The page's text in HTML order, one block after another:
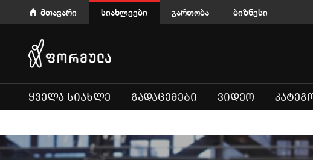
მთავარი სიახლეები გართობა ბიზნესი
ᲧᲕᲔᲚᲐ ᲡᲘᲐᲮᲚᲔ ᲒᲐᲓᲐᲪᲔᲛᲔᲑᲘ ᲕᲘᲓᲔᲝ